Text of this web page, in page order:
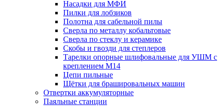
Насадки для МФИ
Пилки для лобзиков
Полотна для сабельной пилы
Сверла по металлу кобальтовые
Сверла по стеклу и керамике
Скобы и гвозди для степлеров
Тарелки опорные шлифовальные для УШМ с
креплением М14
Цепи пильные
Щётки для брашировальных машин
Отвертки аккумуляторные
Паяльные станции